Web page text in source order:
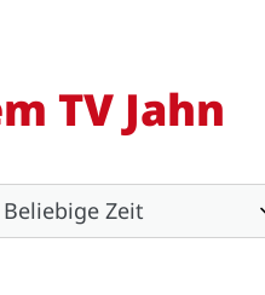
TV Jahn